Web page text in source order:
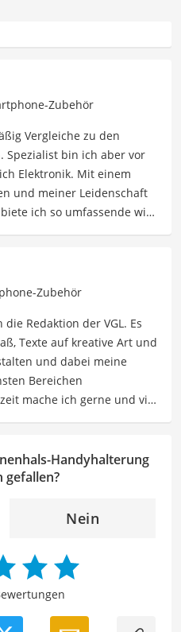
Zubehör
Vergleiche zu den
Spezialist bin ich aber vor
Elektronik. Mit einem
und meiner Leidenschaft
ich so umfassende wie
Kaufberatungen und
dabei zu helfen,
zu treffen als auch
für ihre Bedürfnisse
Vergleich ist aus
für
Zubehör
Redaktion der VGL. Es
Texte auf kreative Art und
und dabei meine
Bereichen
mache ich gerne und viel
stilistische Korrektheit zu
die Qualität und den
bieten. Durch meine
Redaktion optimal
Wirkung entfalten.
Handyhalterung
gefallen?
Nein